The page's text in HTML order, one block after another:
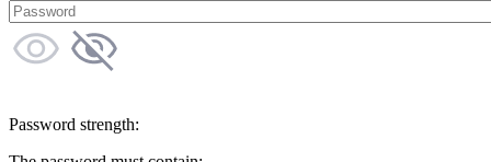
Password strength: